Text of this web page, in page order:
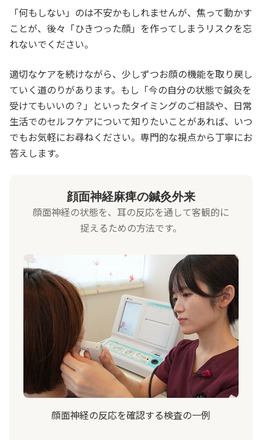
「何もしない」のは不安かもしれませんが、焦って動かす
ことが、後々「ひきつった顔」を作ってしまうリスクを忘
れないでください。
適切なケアを続けながら、少しずつお顔の機能を取り戻し
ていく道のりがあります。もし「今の自分の状態で鍼灸を
受けてもいいの？」といったタイミングのご相談や、日常
生活でのセルフケアについて知りたいことがあれば、いつ
でもお気軽にお尋ねください。専門的な視点から丁寧にお
答えします。
顔面神経麻痺の鍼灸外来
顔面神経の状態を、耳の反応を通して客観的に
捉えるための方法です。
顔面神経の反応を確認する検査の一例